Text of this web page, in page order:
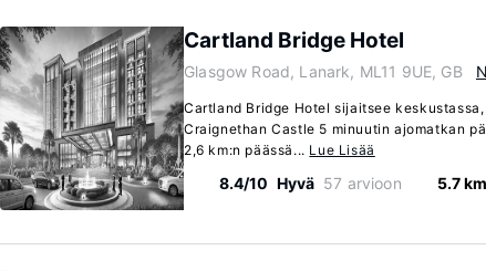
Cartland Bridge Hotel
Glasgow Road, Lanark, ML11 9UE, GB
Cartland Bridge Hotel sijaitsee
Craignethan Castle 5 minuutin ajomatkan
2,6 km:n päässä... Lue Lisää
8.4/10 Hyvä 57 arvioon 5.7 km